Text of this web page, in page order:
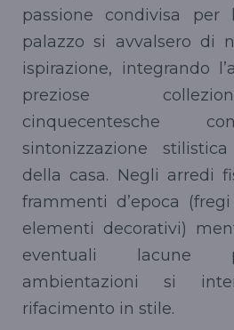
passione condivisa per
palazzo si avvalsero di
ispirazione, integrando
preziose
cinquecentesche
sintonizzazione
della casa. Negli arredi
frammenti d’epoca
elementi decorativi)
eventuali lacune
ambientazioni si
rifacimento in stile.